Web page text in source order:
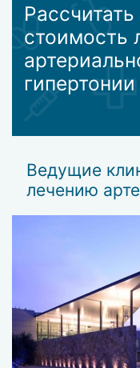
Рассчитать
стоимость
гипертонии
Ведущие
лечению